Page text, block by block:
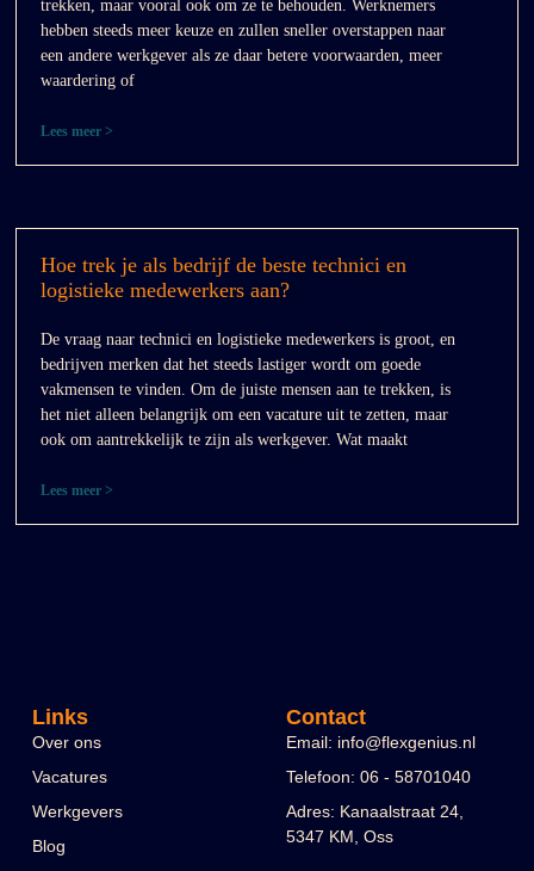
trekken, maar vooral ook om ze te behouden. Werknemers
hebben steeds meer keuze en zullen sneller overstappen naar
een andere werkgever als ze daar betere voorwaarden, meer
waardering of
Lees meer >
Hoe trek je als bedrijf de beste technici en
logistieke medewerkers aan?
De vraag naar technici en logistieke medewerkers is groot, en
bedrijven merken dat het steeds lastiger wordt om goede
vakmensen te vinden. Om de juiste mensen aan te trekken, is
het niet alleen belangrijk om een vacature uit te zetten, maar
ook om aantrekkelijk te zijn als werkgever. Wat maakt
Lees meer >
Links
Over ons
Vacatures
Werkgevers
Blog
Contact
Email: info@flexgenius.nl
Telefoon: 06 - 58701040
Adres: Kanaalstraat 24,
5347 KM, Oss